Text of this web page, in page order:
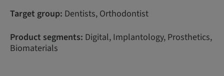
Target group: Dentists, Orthodontist
Product segments: Digital, Implantology, Prosthetics,
Biomaterials